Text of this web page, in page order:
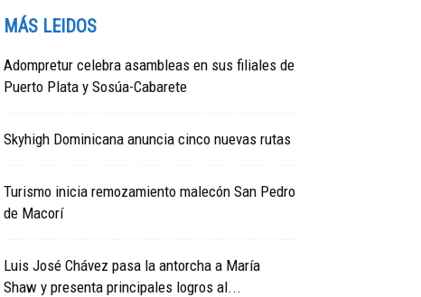
MÁS LEIDOS
Adompretur celebra asambleas en sus filiales de
Puerto Plata y Sosúa-Cabarete
Skyhigh Dominicana anuncia cinco nuevas rutas
Turismo inicia remozamiento malecón San Pedro
de Macorí
Luis José Chávez pasa la antorcha a María
Shaw y presenta principales logros al...